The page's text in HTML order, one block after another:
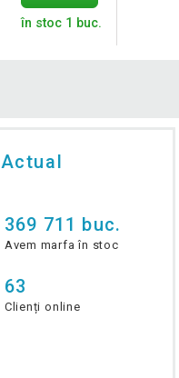
în stoc 1 buc.
Actual
369 711 buc.
Avem marfa în stoc
63
Clienți online